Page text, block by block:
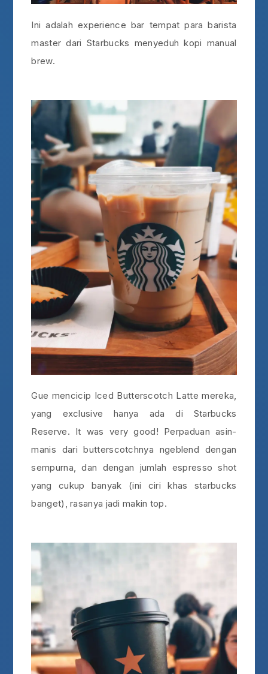
Ini adalah experience bar tempat para barista
master dari Starbucks menyeduh kopi manual
brew.
Gue mencicip Iced Butterscotch Latte mereka,
yang exclusive hanya ada di Starbucks
Reserve. It was very good! Perpaduan asin-
manis dari butterscotchnya ngeblend dengan
sempurna, dan dengan jumlah espresso shot
yang cukup banyak (ini ciri khas starbucks
banget), rasanya jadi makin top.